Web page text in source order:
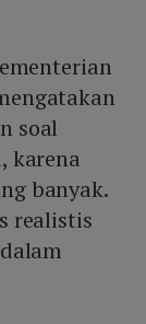
soal
karena
banyak.
realistis